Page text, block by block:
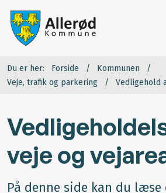
Du er her: Forside
Kommunen
Veje, trafik og parkering
Vedligehold
veje og
På denne side kan du læse